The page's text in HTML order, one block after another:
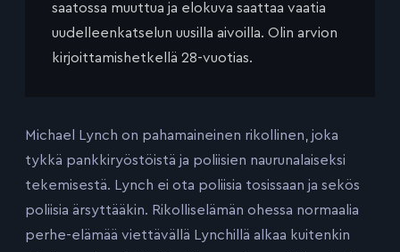
saatossa muuttua ja elokuva saattaa vaatia
uudelleenkatselun uusilla aivoilla. Olin arvion
kirjoittamishetkellä 28-vuotias.
Michael Lynch on pahamaineinen rikollinen, joka
tykkä pankkiryöstöistä ja poliisien naurunalaiseksi
tekemisestä. Lynch ei ota poliisia tosissaan ja sekös
poliisia ärsyttääkin. Rikolliselämän ohessa normaalia
perhe-elämää viettävällä Lynchillä alkaa kuitenkin